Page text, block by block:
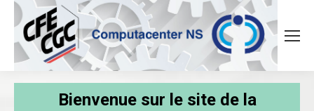
Bienvenue sur le site de la